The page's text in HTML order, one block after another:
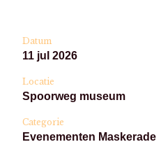
Datum
11 jul 2026
Locatie
Spoorweg museum
Categorie
Evenementen Maskerade